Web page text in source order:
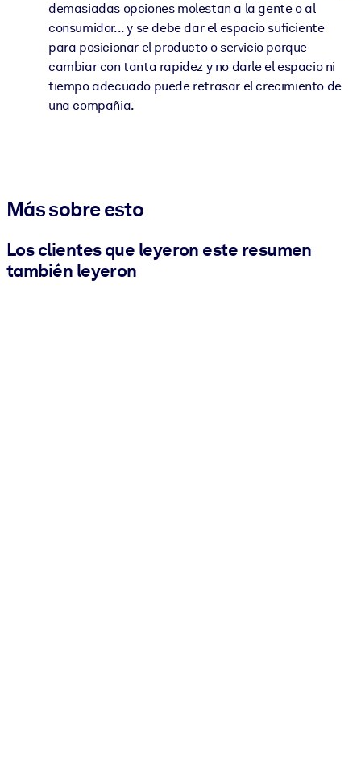
demasiadas opciones molestan a la gente o al
consumidor... y se debe dar el espacio suficiente
para posicionar el producto o servicio porque
cambiar con tanta rapidez y no darle el espacio ni
tiempo adecuado puede retrasar el crecimiento de
una compañia.
Más sobre esto
Los clientes que leyeron este resumen
también leyeron